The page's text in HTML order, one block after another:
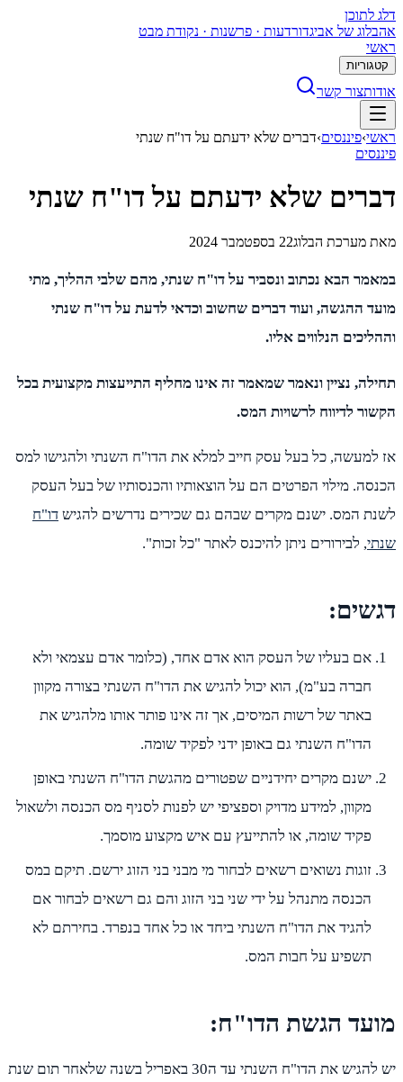
דלג לתוכן
אהבלוג של אביגדורדעות · פרשנות · נקודת מבט
ראשי
קטגוריות
אודותצור קשר
ראשי›פיננסים›דברים שלא ידעתם על דו"ח שנתי
פיננסים
דברים שלא ידעתם על דו"ח שנתי
מאת מערכת הבלוג22 בספטמבר 2024
במאמר הבא נכתוב ונסביר על דו"ח שנתי, מהם שלבי ההליך, מתי
מועד ההגשה, ועוד דברים שחשוב וכדאי לדעת על דו"ח שנתי
וההליכים הנלווים אליו.
תחילה, נציין ונאמר שמאמר זה אינו מחליף התייעצות מקצועית בכל
הקשור לדיווח לרשויות המס.
אז למעשה, כל בעל עסק חייב למלא את הדו"ח השנתי ולהגישו למס
הכנסה. מילוי הפרטים הם על הוצאותיו והכנסותיו של בעל העסק
לשנת המס. ישנם מקרים שבהם גם שכירים נדרשים להגיש דו"ח
שנתי, לבירורים ניתן להיכנס לאתר "כל זכות".
דגשים:
אם בעליו של העסק הוא אדם אחד, (כלומר אדם עצמאי ולא
חברה בע"מ), הוא יכול להגיש את הדו"ח השנתי בצורה מקוון
באתר של רשות המיסים, אך זה אינו פותר אותו מלהגיש את
הדו"ח השנתי גם באופן ידני לפקיד שומה.
ישנם מקרים יחידניים שפטורים מהגשת הדו"ח השנתי באופן
מקוון, למידע מדויק וספציפי יש לפנות לסניף מס הכנסה ולשאול
פקיד שומה, או להתייעץ עם איש מקצוע מוסמך.
זוגות נשואים רשאים לבחור מי מבני בני הזוג ירשם. תיקם במס
הכנסה מתנהל על ידי שני בני הזוג והם גם רשאים לבחור אם
להגיד את הדו"ח השנתי ביחד או כל אחד בנפרד. בחירתם לא
תשפיע על חבות המס.
מועד הגשת הדו"ח:
יש להגיש את הדו"ח השנתי עד ה30 באפריל בשנה שלאחר תום שנת